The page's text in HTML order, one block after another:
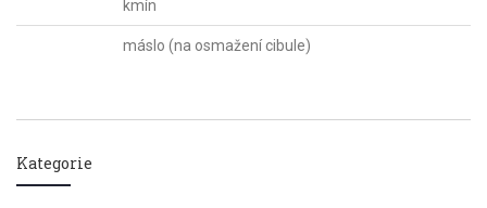
kmín
máslo (na osmažení cibule)
Kategorie